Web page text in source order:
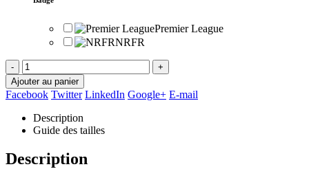
Premier League
NRFR
-
+
Ajouter au panier
Facebook Twitter LinkedIn Google+ E-mail
Description
Guide des tailles
Description